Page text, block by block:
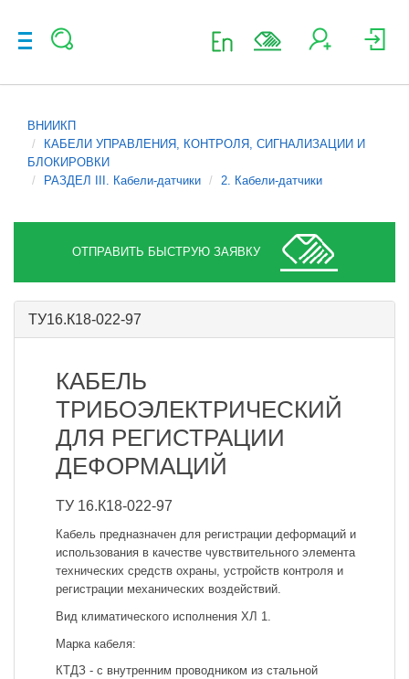
ВНИИКП
КАБЕЛИ УПРАВЛЕНИЯ, КОНТРОЛЯ, СИГНАЛИЗАЦИИ И
БЛОКИРОВКИ
РАЗДЕЛ III. Кабели-датчики
2. Кабели-датчики
ОТПРАВИТЬ БЫСТРУЮ ЗАЯВКУ
ТУ16.К18-022-97
КАБЕЛЬ
ТРИБОЭЛЕКТРИЧЕСКИЙ
ДЛЯ РЕГИСТРАЦИИ
ДЕФОРМАЦИЙ
ТУ 16.К18-022-97
Кабель предназначен для регистрации деформаций и
использования в качестве чувствительного элемента
технических средств охраны, устройств контроля и
регистрации механических воздействий.
Вид климатического исполнения ХЛ 1.
Марка кабеля:
КТДЗ - с внутренним проводником из стальной